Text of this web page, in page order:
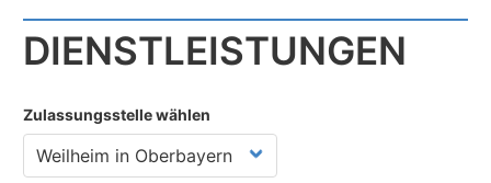
DIENST­LEISTUNGEN
Zulassungsstelle wählen